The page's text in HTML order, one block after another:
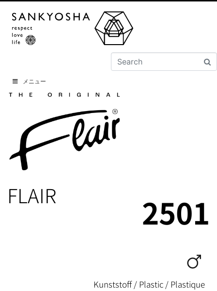
メニュー
FLAIR 2501
Kunststoff / Plastic / Plastique